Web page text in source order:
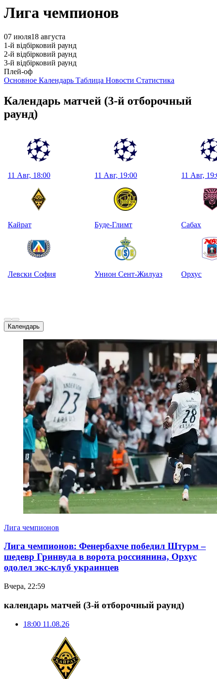
Лига чемпионов
07 июля18 августа
1-й відбірковий раунд
2-й відбірковий раунд
3-й відбірковий раунд
Плей-оф
Основное Календарь Таблица Новости Статистика
Календарь матчей (3-й отборочный
раунд)
11 Авг, 18:00
Кайрат
Левски София
11 Авг, 19:00
Буде-Глимт
Унион Сент-Жилуаз
11 Авг,
Сабах
Орхус
Календарь
Лига чемпионов
Лига чемпионов: Фенербахче победил Штурм –
шедевр Гринвуда в ворота россиянина, Орхус
одолел экс-клуб украинцев
Вчера, 22:59
календарь матчей (3-й отборочный раунд)
18:00 11.08.26